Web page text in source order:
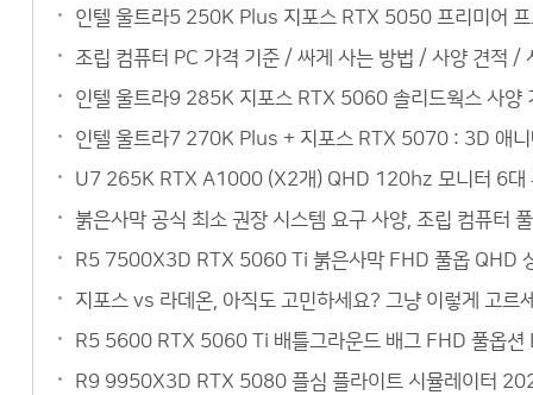
인텔 울트라5 250K Plus 지포스 RTX 5050 프리미어
조립 컴퓨터 PC 가격 기준 / 싸게 사는 방법 / 사양 견적 /
인텔 울트라9 285K 지포스 RTX 5060 솔리드웍스 사양
인텔 울트라7 270K Plus + 지포스 RTX 5070 : 3D 애니
U7 265K RTX A1000 (X2개) QHD 120hz 모니터 6대
붉은사막 공식 최소 권장 시스템 요구 사양, 조립 컴퓨터
R5 7500X3D RTX 5060 Ti 붉은사막 FHD 풀옵 QHD
지포스 vs 라데온, 아직도 고민하세요? 그냥 이렇게 고
R5 5600 RTX 5060 Ti 배틀그라운드 배그 FHD 풀옵션
R9 9950X3D RTX 5080 플심 플라이트 시뮬레이터